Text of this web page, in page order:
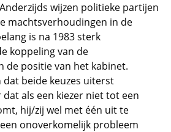
wijzen politieke partijen
machtsverhoudingen in de
is na 1983 sterk
koppeling van de
de positie van het kabinet.
beide keuzes uiterst
als een kiezer niet tot een
hij/zij wel met één uit te
onoverkomelijk probleem